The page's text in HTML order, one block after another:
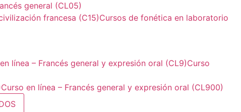
general (CL05)
francesa (C15)Cursos de fonética en laboratorio
línea – Francés general y expresión oral (CL9)Curso
Curso en línea – Francés general y expresión oral (CL900)